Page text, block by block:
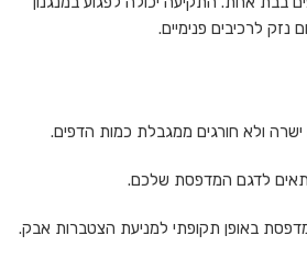
לרכיבים פנימיים.
ישרה ולא חורגים ממגבלת כמות הדפים.
לדגם המדפסת שלכם.
באופן תקופתי למניעת הצטברות אבק.